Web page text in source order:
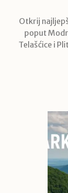
Otkrij
poput
Telašćice i